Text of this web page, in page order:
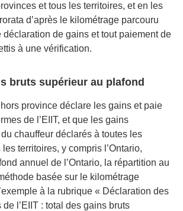
et tous les territoires, et en les
d’après le kilométrage parcouru
déclaration de gains et tout paiement de
à une vérification.
bruts supérieur au plafond
province déclare les gains et paie
de l’EIIT, et que les gains
chauffeur déclarés à toutes les
territoires, y compris l’Ontario,
annuel de l’Ontario, la répartition au
basée sur le kilométrage
à la rubrique « Déclaration des
l’EIIT : total des gains bruts